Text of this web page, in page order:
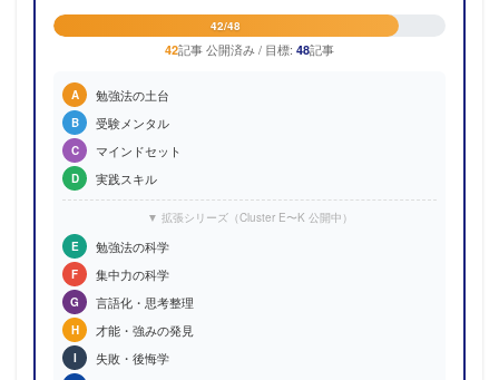
42/48
42記事 公開済み / 目標: 48記事
A 勉強法の土台
B 受験メンタル
C マインドセット
D 実践スキル
▼ 拡張シリーズ（Cluster E〜K 公開中）
E
勉強法の科学
F 集中力の科学
G 言語化・思考整理
H 才能・強みの発見
I 失敗・後悔学